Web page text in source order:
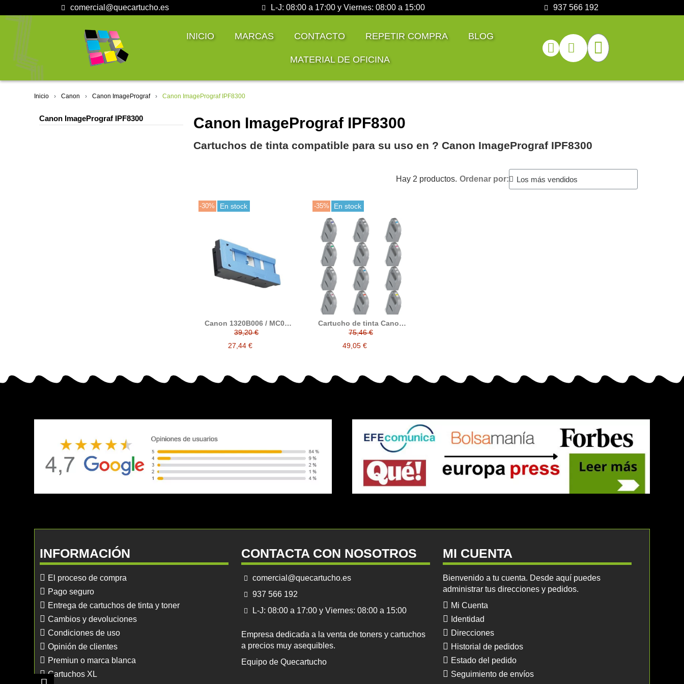
comercial@quecartucho.es L-J: 08:00 a 17:00 y Viernes: 08:00 a 15:00 937 566 192
INICIO MARCAS CONTACTO REPETIR COMPRA BLOG
MATERIAL DE OFICINA
Inicio Canon Canon ImagePrograf Canon ImagePrograf IPF8300
Canon ImagePrograf IPF8300 Canon ImagePrograf IPF8300
Cartuchos de tinta compatible para su uso en ?️ Canon ImagePrograf IPF8300
Hay 2 productos. Ordenar por:
-30% En stock
Canon 1320B006 / MC08
caja mantenimiento
compatible
39,20 €
27,44 €
-35% En stock
Cartucho de tinta Canon
PFI-706 / PFI706 compatible
a Canon
75,46 €
49,05 €
INFORMACIÓN
El proceso de compra
Pago seguro
Entrega de cartuchos de tinta y toner
Cambios y devoluciones
Condiciones de uso
Opinión de clientes
Premiun o marca blanca
Cartuchos XL
CONTACTA CON NOSOTROS
comercial@quecartucho.es
937 566 192
L-J: 08:00 a 17:00 y Viernes: 08:00 a 15:00
Empresa dedicada a la venta de toners y cartuchos
a precios muy asequibles.
Equipo de Quecartucho
MI CUENTA
Bienvenido a tu cuenta. Desde aquí puedes
administrar tus direcciones y pedidos.
Mi Cuenta
Identidad
Direcciones
Historial de pedidos
Estado del pedido
Seguimiento de envíos